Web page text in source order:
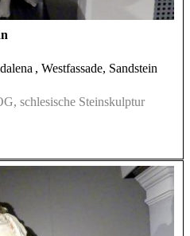
, Westfassade, Sandstein
schlesische Steinskulptur